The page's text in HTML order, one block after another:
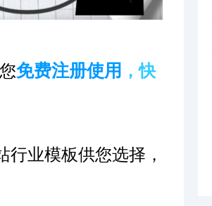
免费注册使用 ，快
行业模板供您选择，